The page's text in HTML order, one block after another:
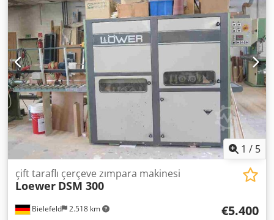
Tahrik için iki fren motoru: 5,5 kW - Besleme motoru: 1,0
kW - Besleme hızı: 6, 11 ve 16 m/dak. - otomatik yükseklik
ayarı: 0,37 kW - iki fırça ünitesi 0,37 kW'ta D 120 x 200 mm
fiber fırçalarla - Emme ağzı: 2 x 120 mm ve 2 x 150 mm -
Pnömatik bağlantı 6 bar - Çalışma yüksekliği: 850mm -
Uzunluk: 2105mm - Kontrol paneliyle birlikte uzunluk 2490
mm - Genişlik: 880mm - Yükseklik: 1910mm - Ağırlık:
yaklaşık 1500 kg - Çalışma voltajı: 400 volt, 50 Hz, 3P -CE
versiyonu ----- Talep üzerine makinenin temel fiyatı! ----- Ek
ücrete tabi özel aksesuarlar: sürekli besleme 4-20 m/dak.
hız ayarı için...
tamburu D=180mm L=75mm SmartFlex zımpara kapakları
ile Standart yerine MiniSpin N için kombine zımpara
başlığı Ek ücret: 110,00 EUR Zımpara kafası D=180 mm'lik
bir zımpara diskinden oluşan 20 oluk ve 36 oluklu
D=180mm L=75mm zımpara tamburu SmartFlex zımpara
kapakları ile donatılmıştır İlave standart zımpara başlığı
EUR 630.00 D=180mm L=150mm SmartFlex zımpara
kapakları ile donatılmıştır ----- (üreticiye göre teknik veriler
- garantisiz !)
1 / 5
Bielefeld 2.518 km
çift taraflı çerçeve zımpara makinesi
Loewer DSM 300
€5.400